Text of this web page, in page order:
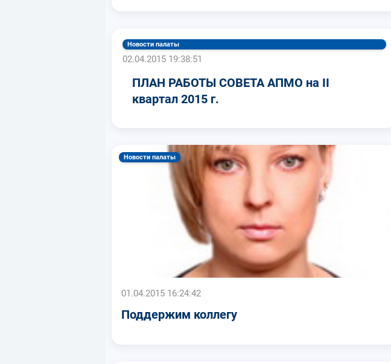
Новости палаты
02.04.2015 19:38:51
ПЛАН РАБОТЫ СОВЕТА АПМО на II
квартал 2015 г.
Новости палаты
01.04.2015 16:24:42
Поддержим коллегу